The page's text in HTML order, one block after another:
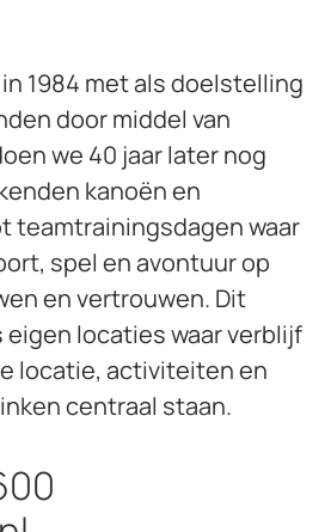
1984 met als doelstelling
door middel van
we 40 jaar later nog
kanoën en
teamtrainingsdagen waar
spel en avontuur op
en vertrouwen. Dit
eigen locaties waar verblijf
locatie, activiteiten en
centraal staan.